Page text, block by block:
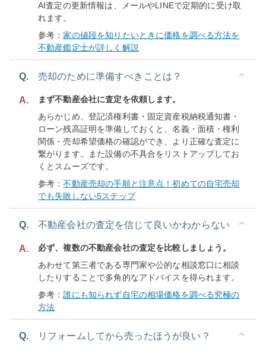
AI査定の更新情報は、メールやLINEで定期的に受け取
れます。
参考：家の値段を知りたいときに価格を調べる方法を
不動産鑑定士が詳しく解説
Q. 売却のために準備すべきことは？
A.
まず不動産会社に査定を依頼します。
あらかじめ、登記済権利書・固定資産税納税通知書・
ローン残高証明を準備しておくと、名義・面積・権利
関係・売却希望価格の確認ができ、より正確な査定に
繋がります。また設備の不具合をリストアップしてお
くとスムーズです。
参考：不動産売却の手順と注意点！初めての自宅売却
でも失敗しない5ステップ
Q. 不動産会社の査定を信じて良いかわからない
A.
必ず、複数の不動産会社の査定を比較しましょう。
あわせて第三者である専門家や公的な相談窓口に相談
したりすることで多角的なアドバイスを得られます。
参考：誰にも知られず自宅の相場価格を調べる究極の
方法
Q. リフォームしてから売ったほうが良い？